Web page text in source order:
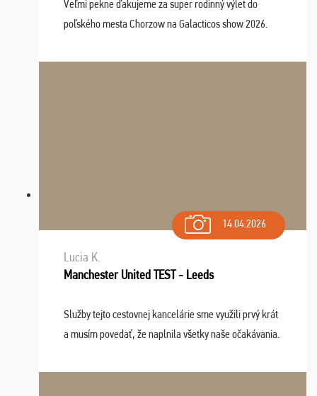
Veľmi pekne ďakujeme za super rodinný výlet do
poľského mesta Chorzow na Galacticos show 2026.
Navštívili sme aj zábavný park Legendia, previe ...
14.04.2026
Lucia K.
Manchester United TEST - Leeds
Služby tejto cestovnej kancelárie sme využili prvý krát
a musím povedať, že naplnila všetky naše očakávania.
dispozícii nonstop (milí, profesionálni ...